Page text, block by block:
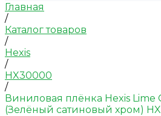
Главная
/
Каталог товаров
/
Hexis
/
HX30000
/
Виниловая плёнка Hexis Lime
(Зелёный сатиновый хром)